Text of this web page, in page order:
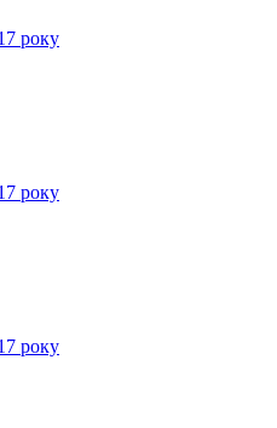
року
року
року